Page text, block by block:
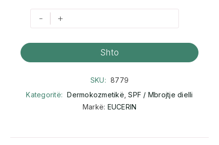
- +
Shto
SKU: 8779
Kategoritë:
Dermokozmetikë ,SPF / Mbrojtje dielli
Markë: EUCERIN